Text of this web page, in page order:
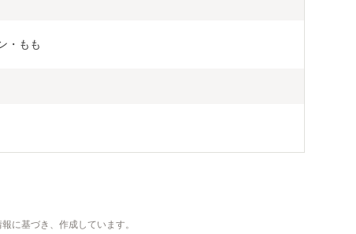
・もも
に基づき、作成しています。